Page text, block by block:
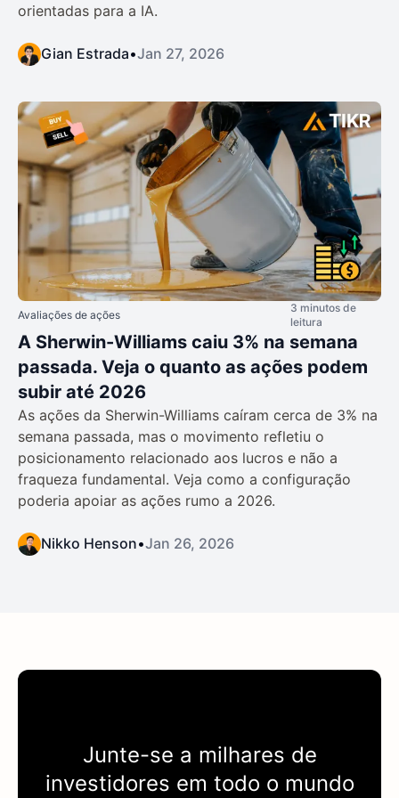
orientadas para a IA.
Gian Estrada•Jan 27, 2026
Avaliações de ações
3 minutos de
leitura
A Sherwin-Williams caiu 3% na semana
passada. Veja o quanto as ações podem
subir até 2026
As ações da Sherwin-Williams caíram cerca de 3% na
semana passada, mas o movimento refletiu o
posicionamento relacionado aos lucros e não a
fraqueza fundamental. Veja como a configuração
poderia apoiar as ações rumo a 2026.
Nikko Henson•Jan 26, 2026
Junte-se a milhares de
investidores em todo o mundo